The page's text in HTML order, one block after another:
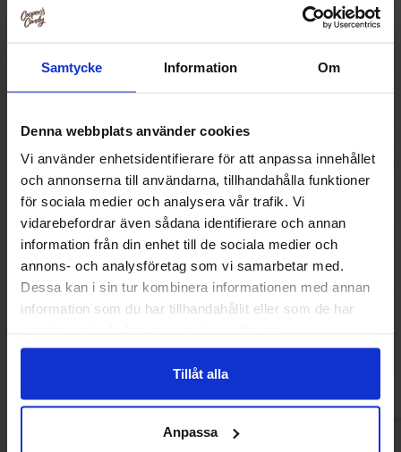
Samtycke Information Om
Denna webbplats använder cookies
Vi använder enhetsidentifierare för att anpassa innehållet
och annonserna till användarna, tillhandahålla funktioner
för sociala medier och analysera vår trafik. Vi
vidarebefordrar även sådana identifierare och annan
information från din enhet till de sociala medier och
annons- och analysföretag som vi samarbetar med.
Dessa kan i sin tur kombinera informationen med annan
information som du har tillhandahållit eller som de har
Tillåt alla
Anpassa
Mike and Ike Mega Mix Sour 120g
42.90 kr
Sour Patch Kids